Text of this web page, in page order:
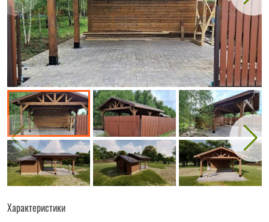
Характеристики